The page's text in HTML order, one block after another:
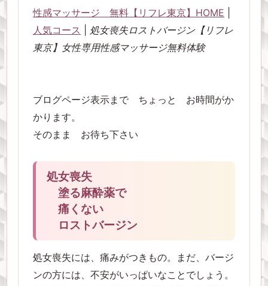
性感マッサージ 無料【リフレ東京】HOME
人気コース
処女喪失ロストバージン【リフレ
東京】女性専用性感マッサージ無料体験
ブログページ表示まで ちょっと お時間がか
かります。
そのまま お待ち下さい
処女喪失
塗る麻酔薬で
痛くない
ロストバージン
処女喪失には、痛みがつきもの。まだ、バージ
ンの方には、不安がいっぱいなことでしょう。